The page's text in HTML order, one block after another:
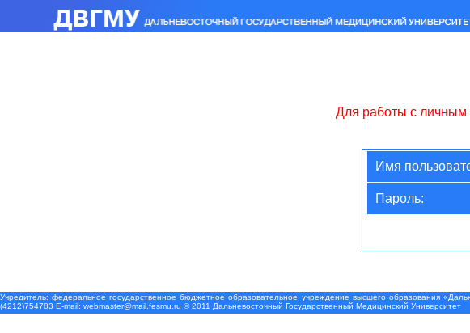
Для работы с личным
Имя
Пароль:
Учредитель: федеральное государственное бюджетное образовательное учреждение высшего образования
(4212)754783 Е-mail: webmaster@mail.fesmu.ru © 2011 Дальневосточный Государственный Медицинский Университет